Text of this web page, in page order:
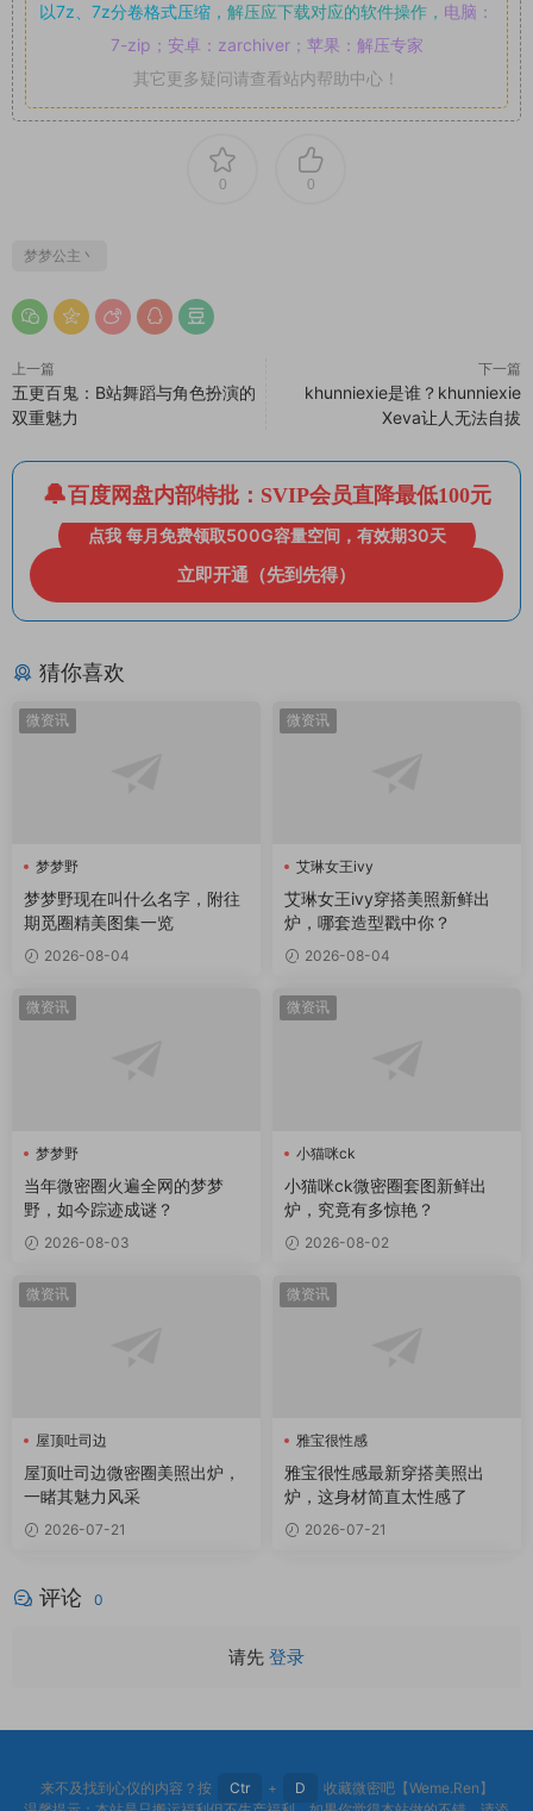
以7z、7z分卷格式压缩， 解压应下载对应的软件操作， 电脑：
7-zip；安卓：zarchiver；苹果：解压专家
其它更多疑问请查看站内帮助中心！
0 0
梦梦公主丶
上一篇
五更百鬼：B站舞蹈与角色扮演的
双重魅力
下一篇
khunniexie是谁？khunniexie
Xeva让人无法自拔
百度网盘内部特批：SVIP会员直降最低100元
点我 每月免费领取500G容量空间，有效期30天
立即开通（先到先得）
猜你喜欢
微资讯
梦梦野
梦梦野现在叫什么名字，附往
期觅圈精美图集一览
2026-08-04
微资讯
艾琳女王ivy
艾琳女王ivy穿搭美照新鲜出
炉，哪套造型戳中你？
2026-08-04
微资讯
梦梦野
当年微密圈火遍全网的梦梦
野，如今踪迹成谜？
2026-08-03
微资讯
小猫咪ck
小猫咪ck微密圈套图新鲜出
炉，究竟有多惊艳？
2026-08-02
微资讯
屋顶吐司边
屋顶吐司边微密圈
屋顶吐司边微密圈美照出炉，
一睹其魅力风采
2026-07-21
微资讯
雅宝很性感
雅宝很性感最新穿搭美照出
炉，这身材简直太性感了
2026-07-21
评论 0
请先 登录
来不及找到心仪的内容？按 Ctr + D
收藏微密吧【Weme.Ren】